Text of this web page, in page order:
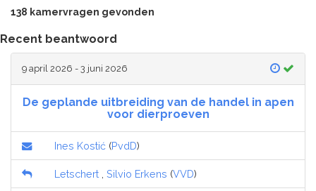
138 kamervragen gevonden
Recent beantwoord
9 april 2026 - 3 juni 2026
De geplande uitbreiding van de handel in apen
voor dierproeven
Ines Kostić (PvdD)
Letschert Silvio Erkens (VVD)